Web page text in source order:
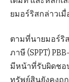
ยมอร์ริสกล่าวเมื่
ตามที่นายมอร์ริ
ภาษี (SPPT)
มีหน้าที่รับผิดชอ
ทรัพย์สินยังคงถู